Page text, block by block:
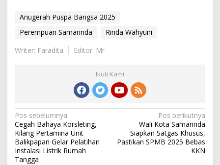
Anugerah Puspa Bangsa 2025
Perempuan Samarinda
Rinda Wahyuni
Writer: Faradita
Editor: Mr
Ikuti Kami
Navigasi
pos
Pos sebelumnya
Cegah Bahaya Korsleting,
Kilang Pertamina Unit
Balikpapan Gelar Pelatihan
Instalasi Listrik Rumah
Tangga
Pos berikutnya
Wali Kota Samarinda
Siapkan Satgas Khusus,
Pastikan SPMB 2025 Bebas
KKN